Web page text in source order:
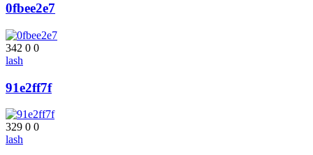
0fbee2e7
342 0 0
lash
91e2ff7f
329 0 0
lash